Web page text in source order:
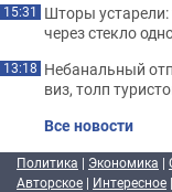
15:31 Шторы
через стекло
13:18 Небанальный
виз, толп
Все новости
Политика | Экономика |
Авторское | Интересное |